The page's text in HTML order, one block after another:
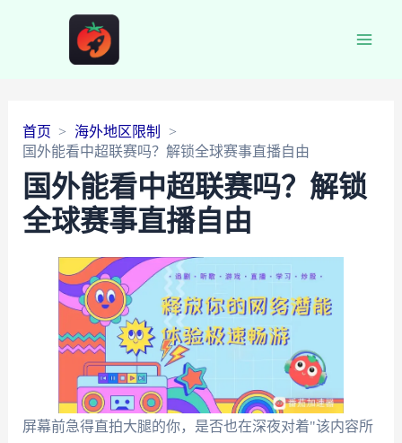
首页
海外地区限制
国外能看中超联赛吗？解锁全球赛事直播自由
国外能看中超联赛吗？解锁
全球赛事直播自由
屏幕前急得直拍大腿的你，是否也在深夜对着"该内容所